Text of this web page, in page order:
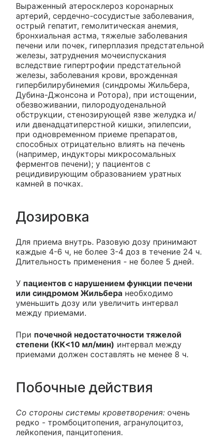
Выраженный атеросклероз коронарных
артерий, сердечно-сосудистые заболевания,
острый гепатит, гемолитическая анемия,
бронхиальная астма, тяжелые заболевания
печени или почек, гиперплазия предстательной
железы, затруднения мочеиспускания
вследствие гипертрофии предстательной
железы, заболевания крови, врожденная
гипербилирубинемия (синдромы Жильбера,
Дубина-Джонсона и Ротора), при истощении,
обезвоживании, пилородуоденальной
обструкции, стенозирующей язве желудка и/
или двенадцатиперстной кишки, эпилепсии,
при одновременном приеме препаратов,
способных отрицательно влиять на печень
(например, индукторы микросомальных
ферментов печени); у пациентов с
рецидивирующим образованием уратных
камней в почках.
Дозировка
Для приема внутрь. Разовую дозу принимают
каждые 4-6 ч, не более 3-4 доз в течение 24 ч.
Длительность применения - не более 5 дней.
У пациентов с нарушением функции печени
или синдромом Жильбера необходимо
уменьшить дозу или увеличить интервал
между приемами.
При почечной недостаточности тяжелой
степени (КК<10 мл/мин) интервал между
приемами должен составлять не менее 8 ч.
Побочные действия
Со стороны системы кроветворения: очень
редко - тромбоцитопения, агранулоцитоз,
лейкопения, панцитопения.